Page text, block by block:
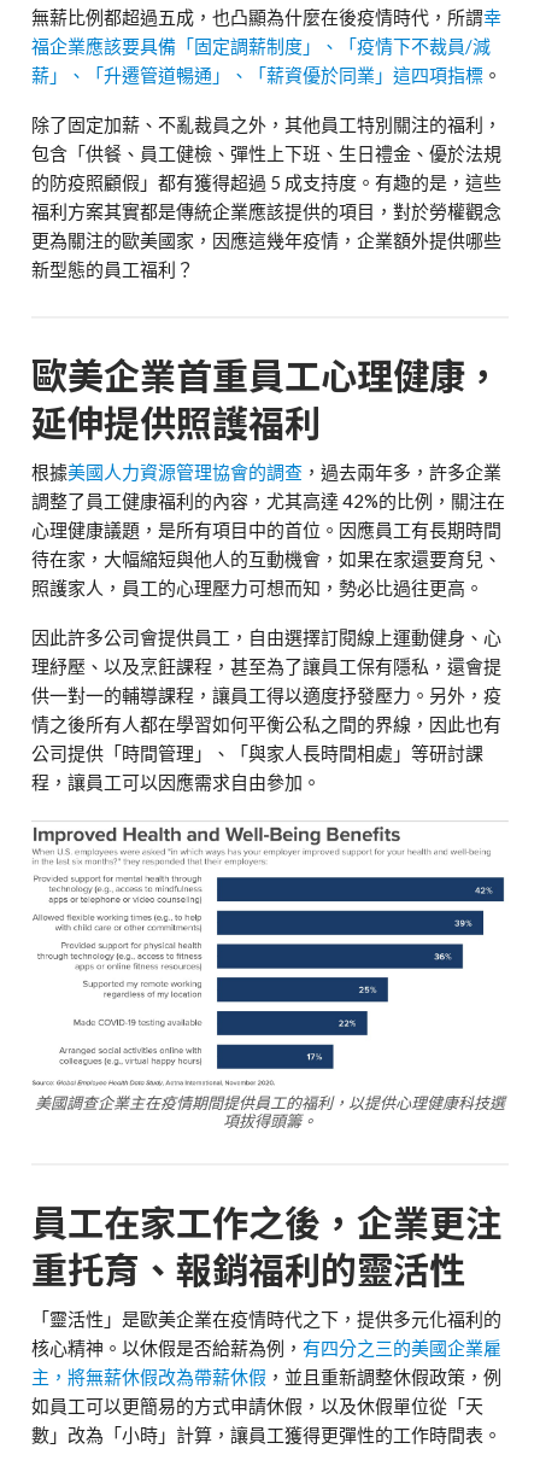
無薪比例都超過五成，也凸顯為什麼在後疫情時代，所謂幸
福企業應該要具備「固定調薪制度」、「疫情下不裁員/減
薪」、「升遷管道暢通」、「薪資優於同業」這四項指標 。
除了固定加薪、不亂裁員之外，其他員工特別關注的福利，
包含「供餐、員工健檢、彈性上下班、生日禮金、優於法規
的防疫照顧假」都有獲得超過 5 成支持度。有趣的是，這些
福利方案其實都是傳統企業應該提供的項目，對於勞權觀念
更為關注的歐美國家，因應這幾年疫情，企業額外提供哪些
新型態的員工福利？
歐美企業首重員工心理健康，
延伸提供照護福利
根據美國人力資源管理協會的調查 ，過去兩年多，許多企業
調整了員工健康福利的內容，尤其高達42%的比例，關注在
心理健康議題，是所有項目中的首位。因應員工有長期時間
待在家，大幅縮短與他人的互動機會，如果在家還要育兒、
照護家人，員工的心理壓力可想而知，勢必比過往更高。
因此許多公司會提供員工，自由選擇訂閱線上運動健身、心
理紓壓、以及烹飪課程，甚至為了讓員工保有隱私，還會提
供一對一的輔導課程，讓員工得以適度抒發壓力。另外，疫
情之後所有人都在學習如何平衡公私之間的界線，因此也有
公司提供「時間管理」、「與家人長時間相處」等研討課
程，讓員工可以因應需求自由參加。
美國調查企業主在疫情期間提供員工的福利，以提供心理健康科技選
項拔得頭籌。
員工在家工作之後，企業更注
重托育、報銷福利的靈活性
「靈活性」是歐美企業在疫情時代之下，提供多元化福利的
核心精神。以休假是否給薪為例，有四分之三的美國企業雇
主，將無薪休假改為帶薪休假 ，並且重新調整休假政策，例
如員工可以更簡易的方式申請休假，以及休假單位從「天
數」改為「小時」計算，讓員工獲得更彈性的工作時間表。